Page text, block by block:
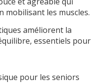
mobilisant les muscles.
améliorent la
essentiels pour
pour les seniors